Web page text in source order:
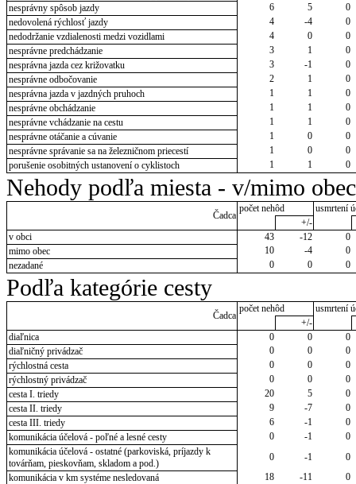
nesprávny spôsob jazdy
6 5
0
nedovolená rýchlosť jazdy
4 -4
0
nedodržanie vzdialenosti medzi vozidlami
4 0
0
nesprávne predchádzanie
3 1
0
nesprávna jazda cez križovatku
3 -1
0
nesprávne odbočovanie
2 1
0
nesprávna jazda v jazdných pruhoch
1 1
0
nesprávne obchádzanie
1 1
0
nesprávne vchádzanie na cestu
1 1
0
nesprávne otáčanie a cúvanie
1 0
0
nesprávne správanie sa na železničnom priecestí
1 0
0
porušenie osobitných ustanovení o cyklistoch
1 1 0
Nehody podľa miesta - v/mimo obec
Čadca
počet nehôd
usmrtení
+/-
v obci
43 -12
0
mimo obec
10 -4
0
nezadané
0 0 0
Podľa kategórie cesty
Čadca
počet nehôd
usmrtení
+/-
diaľnica
0 0
0
diaľničný privádzač
0 0
0
rýchlostná cesta
0 0
0
rýchlostný privádzač
0 0
0
cesta I. triedy
20 5
0
cesta II. triedy
9 -7
0
cesta III. triedy
6 -1
0
komunikácia účelová - poľné a lesné cesty
0 -1
0
komunikácia účelová - ostatné (parkoviská, príjazdy k
továrňam, pieskovňam, skladom a pod.)
0 -1
0
komunikácia v km systéme nesledovaná
18 -11
0